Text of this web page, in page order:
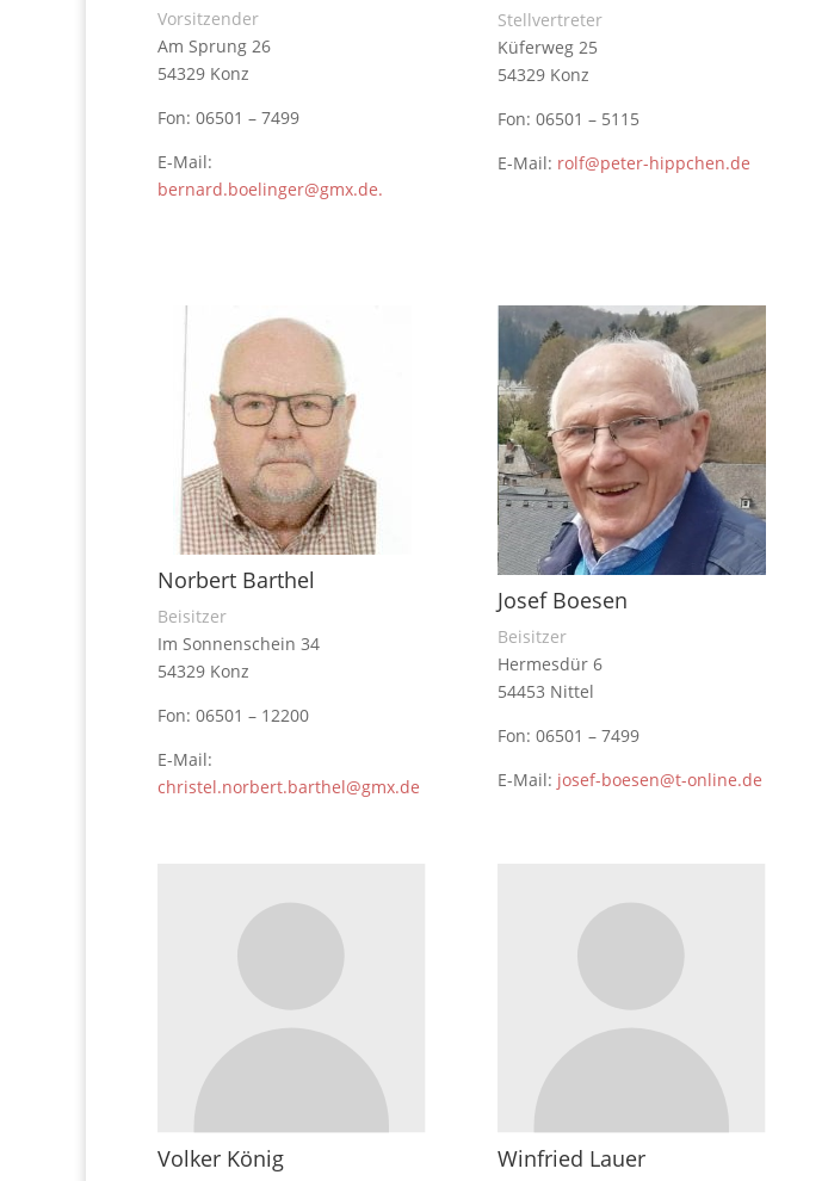
Vorsitzender
Am Sprung 26
54329 Konz
Fon: 06501 – 7499
E-Mail:
bernard.boelinger@gmx.de.
Stellvertreter
Küferweg 25
54329 Konz
Fon: 06501 – 5115
E-Mail: rolf@peter-hippchen.de
Norbert Barthel
Beisitzer
Im Sonnenschein 34
54329 Konz
Fon: 06501 – 12200
E-Mail:
christel.norbert.barthel@gmx.de
Josef Boesen
Beisitzer
Hermesdür 6
54453 Nittel
Fon: 06501 – 7499
E-Mail: josef-boesen@t-online.de
Volker König Winfried Lauer